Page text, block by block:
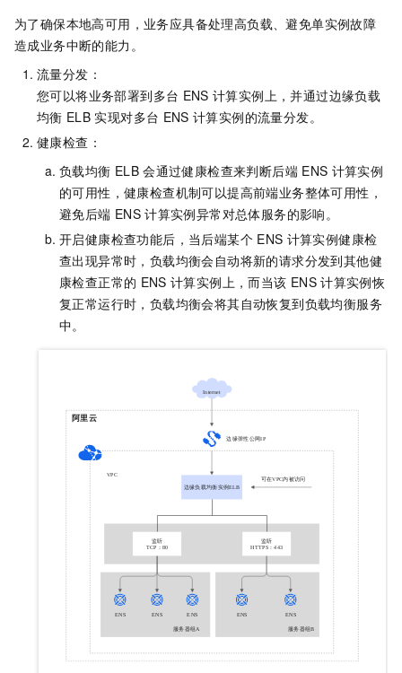
为了确保本地高可用，业务应具备处理高负载、避免单实例故障
造成业务中断的能力。
流量分发：
您可以将业务部署到多台 ENS 计算实例上，并通过边缘负载
均衡 ELB 实现对多台 ENS 计算实例的流量分发。
健康检查：
负载均衡 ELB 会通过健康检查来判断后端 ENS 计算实例
的可用性，健康检查机制可以提高前端业务整体可用性，
避免后端 ENS 计算实例异常对总体服务的影响。
开启健康检查功能后，当后端某个 ENS 计算实例健康检
查出现异常时，负载均衡会自动将新的请求分发到其他健
康检查正常的 ENS 计算实例上，而当该 ENS 计算实例恢
复正常运行时，负载均衡会将其自动恢复到负载均衡服务
中。